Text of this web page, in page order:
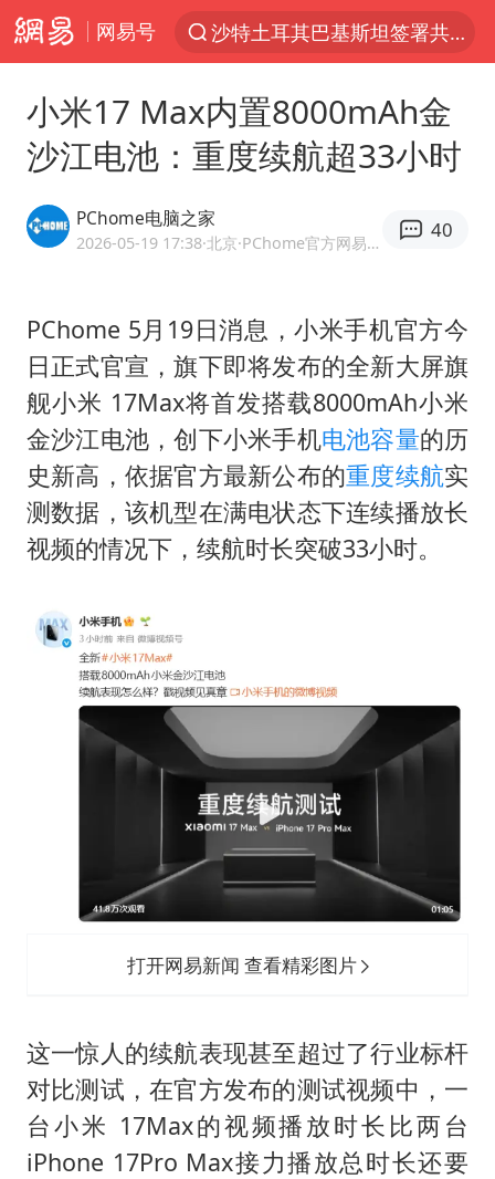
网易号
“电影+”如何激发千亿级消费新活力？
全球首个长时储能一体化产业园量产
台风白海豚已进入24小时警戒线
名创优品回应女子吐槽内裤质量差
台风白海豚或吞并鲸鱼 登陆地点更新
胜宏科技：股票交易异常波动
出口禁令驱动有色板块大涨
秋天的第一杯奶茶到底有多火
U17国足点球大战淘汰河床晋级决赛
国防部：中国军队坚决反制任何闹海挑衅图谋
日本试射“战斧”导弹，国防部回应
胡彦斌韩磊 谁帮谁
夯实基础开新局
小米17 Max内置8000mAh金
沙江电池：重度续航超33小时
PChome电脑之家
2026-05-19 17:38·北京 ·PChome官方网易号
40
PChome 5月19日消息，小米手机官方今
日正式官宣，旗下即将发布的全新大屏旗
舰小米 17Max将首发搭载8000mAh小米
金沙江电池，创下小米手机电池容量的历
史新高，依据官方最新公布的重度续航实
测数据，该机型在满电状态下连续播放长
视频的情况下，续航时长突破33小时。
打开网易新闻 查看精彩图片
这一惊人的续航表现甚至超过了行业标杆
对比测试，在官方发布的测试视频中，一
台小米 17Max的视频播放时长比两台
iPhone 17Pro Max接力播放总时长还要